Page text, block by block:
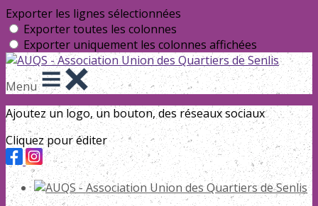
Exporter les lignes sélectionnées
Exporter toutes les colonnes
Exporter uniquement les colonnes affichées
Menu
Ajoutez un logo, un bouton, des réseaux sociaux
Cliquez pour éditer